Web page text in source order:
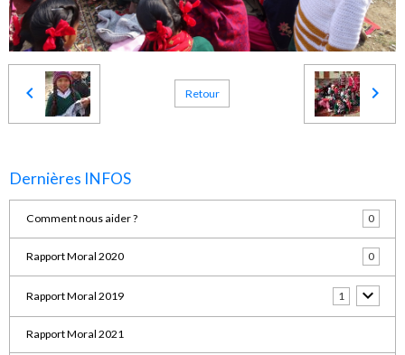
Retour
Dernières INFOS
Comment nous aider ? 0
Rapport Moral 2020 0
Rapport Moral 2019 1
Rapport Moral 2021